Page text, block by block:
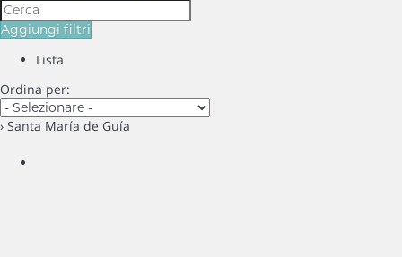
Aggiungi filtri
Lista
Ordina per:
› Santa María de Guía